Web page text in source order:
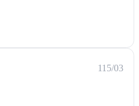
115/03